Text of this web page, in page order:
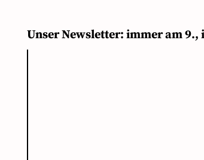
Unser Newsletter: immer am 9.,